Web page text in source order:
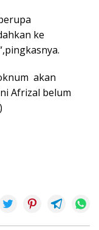
ke
akan
Afrizal belum